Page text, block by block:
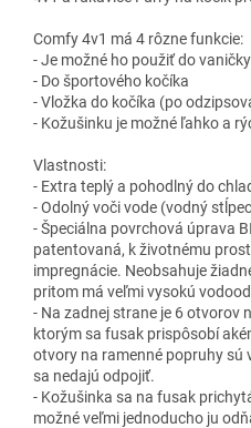
Comfy 4v1 má 4 rôzne funkcie:
- Je možné ho použiť do
- Do športového kočíka
- Vložka do kočíka (po
- Kožušinku je možné ľahko a
Vlastnosti:
- Extra teplý a pohodlný do
- Odolný voči vode (vodný
- Špeciálna povrchová úprava
patentovaná, k životnému
impregnácie. Neobsahuje
pritom má veľmi vysokú
- Na zadnej strane je 6 otvorov
ktorým sa fusak prispôsobí
otvory na ramenné popruhy sú
sa nedajú odpojiť.
- Kožušinka sa na fusak
možné veľmi jednoducho ju